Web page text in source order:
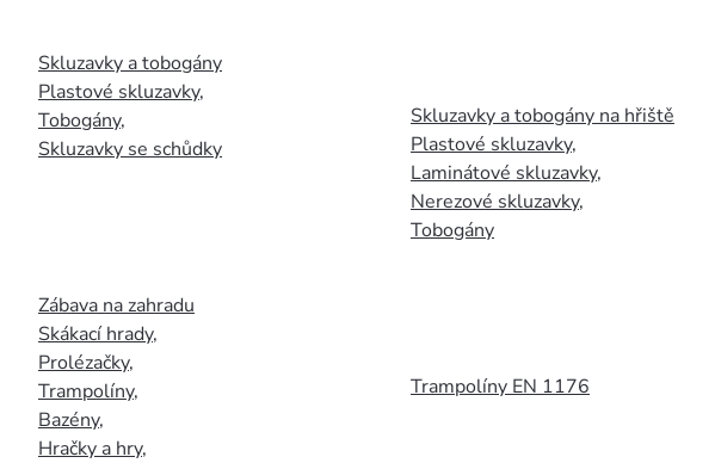
Skluzavky a tobogány
Plastové skluzavky,
Tobogány,
Skluzavky se schůdky
Zábava na zahradu
Skákací hrady,
Prolézačky,
Trampolíny,
Bazény,
Hračky a hry,
Skluzavky a tobogány na hřiště
Plastové skluzavky,
Laminátové skluzavky,
Nerezové skluzavky,
Tobogány
Trampolíny EN 1176